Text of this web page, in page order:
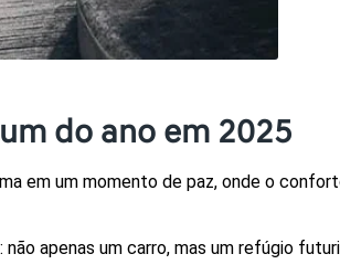
do ano em 2025
em um momento de paz, onde o
não apenas um carro, mas um refúgio